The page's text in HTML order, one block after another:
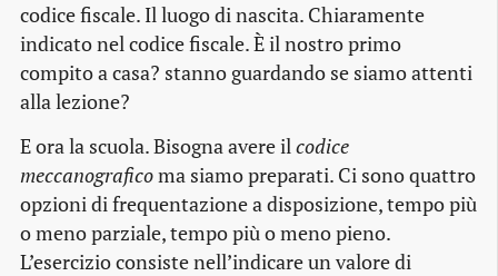
codice fiscale. Il luogo di nascita. Chiaramente
indicato nel codice fiscale. È il nostro primo
compito a casa? stanno guardando se siamo attenti
alla lezione?
E ora la scuola. Bisogna avere ilcodice
meccanograficoma siamo preparati. Ci sono quattro
opzioni di frequentazione a disposizione, tempo più
o meno parziale, tempo più o meno pieno.
L’esercizio consiste nell’indicare un valore di